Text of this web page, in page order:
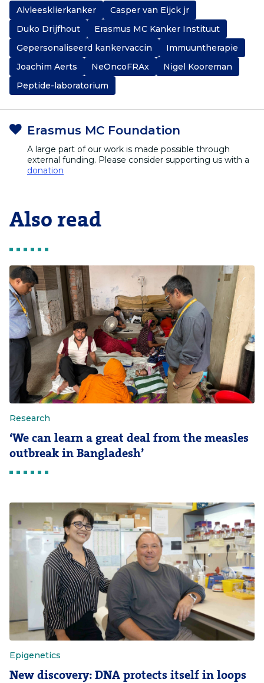
Alvleesklierkanker
Casper van Eijck jr
Duko Drijfhout
Erasmus MC Kanker Instituut
Gepersonaliseerd kankervaccin
Immuuntherapie
Joachim Aerts
NeOncoFRAx
Nigel Kooreman
Peptide-laboratorium
Erasmus MC Foundation
A large part of our work is made possible through
external funding. Please consider supporting us with a
donation
Also read
Research
‘We can learn a great deal from the measles
outbreak in Bangladesh’
Epigenetics
New discovery: DNA protects itself in loops